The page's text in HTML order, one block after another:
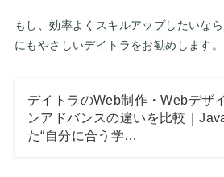
もし、効率よくスキルアップしたいな
にもやさしいデイトラをお勧めします。
デイトラのWeb制作・Webデザ
ンアドバンスの違いを比較｜
た“自分に合う学…